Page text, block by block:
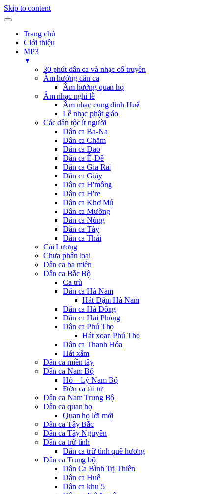
Skip to content
Trang chủ
Giới thiệu
MP3
▼
30 phút dân ca và nhạc cổ truyền
Âm hưởng dân ca
Âm hưởng quan họ
Âm nhạc nghi lễ
Âm nhạc cung đình Huế
Lễ nhạc phật giáo
Các dân tộc ít người
Dân ca Ba-Na
Dân ca Chăm
Dân ca Dao
Dân ca Ê-Đê
Dân ca Gia Rai
Dân ca Giáy
Dân ca H'mông
Dân ca H're
Dân ca Khơ Mú
Dân ca Mường
Dân ca Nùng
Dân ca Tày
Dân ca Thái
Cải Lương
Chưa phân loại
Dân ca ba miền
Dân ca Bắc Bộ
Ca trù
Dân ca Hà Nam
Hát Dậm Hà Nam
Dân ca Hà Đông
Dân ca Hải Phòng
Dân ca Phú Thọ
Hát xoan Phú Thọ
Dân ca Thanh Hóa
Hát xẩm
Dân ca miền tây
Dân ca Nam Bộ
Hò – Lý Nam Bộ
Đờn ca tài tử
Dân ca Nam Trung Bộ
Dân ca quan họ
Quan họ lời mới
Dân ca Tây Bắc
Dân ca Tây Nguyên
Dân ca trữ tình
Dân ca trữ tình quê hương
Dân ca Trung bộ
Dân Ca Bình Trị Thiên
Dân ca Huế
Dân ca khu 5